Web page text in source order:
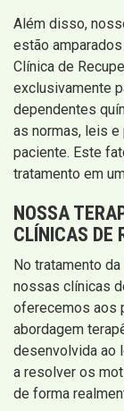
Além disso,
estão
Clínica de
exclusivamente
dependentes
as normas, leis
paciente. Este
tratamento em
NOSSA
CLÍNICAS DE
No tratamento da
nossas clínicas
oferecemos aos
abordagem
desenvolvida ao
a resolver os
de forma